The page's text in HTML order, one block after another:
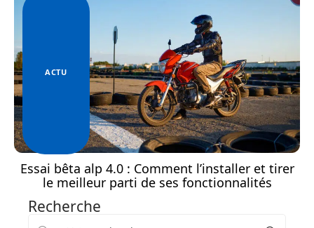
ACTU
Essai bêta alp 4.0 : Comment l’installer et tirer
le meilleur parti de ses fonctionnalités
Recherche